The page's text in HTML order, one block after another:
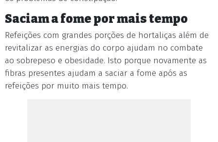
Saciam a fome por mais tempo
Refeições com grandes porções de hortaliças além de
revitalizar as energias do corpo ajudam no combate
ao sobrepeso e obesidade. Isto porque novamente as
fibras presentes ajudam a saciar a fome após as
refeições por muito mais tempo.